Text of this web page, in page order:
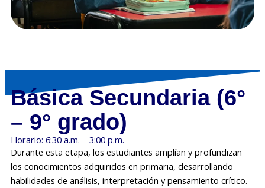
Básica Secundaria (6°
– 9° grado)
Horario: 6:30 a.m. – 3:00 p.m.
Durante esta etapa, los estudiantes amplían y profundizan
los conocimientos adquiridos en primaria, desarrollando
habilidades de análisis, interpretación y pensamiento crítico.